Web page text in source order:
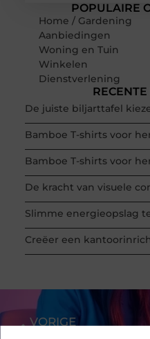
POPULAIRE
Home / Gardening
Aanbiedingen
Woning en Tuin
Winkelen
Dienstverlening
De juiste biljarttafel
Bamboe T-shirts voor
Bamboe T-shirts voor
De kracht van visuele
Slimme energieopslag
Creëer een
VORIGE